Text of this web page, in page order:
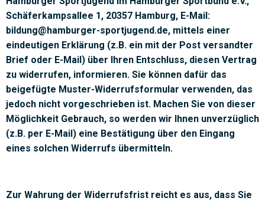
Schäferkampsallee 1, 20357 Hamburg, E-Mail:
bildung@hamburger-sportjugend.de, mittels einer
eindeutigen Erklärung (z.B. ein mit der Post versandter
Brief oder E-Mail) über Ihren Entschluss, diesen Vertrag
zu widerrufen, informieren. Sie können dafür das
beigefügte Muster-Widerrufsformular verwenden, das
jedoch nicht vorgeschrieben ist. Machen Sie von dieser
Möglichkeit Gebrauch, so werden wir Ihnen unverzüglich
(z.B. per E-Mail) eine Bestätigung über den Eingang
eines solchen Widerrufs übermitteln.
Zur Wahrung der Widerrufsfrist reicht es aus, dass Sie